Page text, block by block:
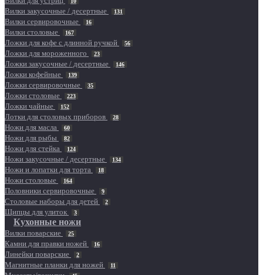
Вилки закусочные / десертные 131
Вилки сервировочные 16
Вилки столовые 167
Ложки для кофе с длинной ручкой 56
Ложки для мороженного 23
Ложки закусочные / десертные 146
Ложки кофейные 139
Ложки сервировочные 35
Ложки столовые 223
Ложки чайные 152
Лотки для столовых приборов 28
Ножи для масла 60
Ножи для рыбы 82
Ножи для стейка 124
Ножи закусочные / десертные 134
Ножи и лопатки для торта 18
Ножи столовые 164
Половники сервировочные 9
Столовые наборы для детей 2
Щипцы для улиток 3
Кухонные ножи
Вилки поварские 25
Камни для правки ножей 16
Линейки поварские 2
Магнитные планки для ножей 11